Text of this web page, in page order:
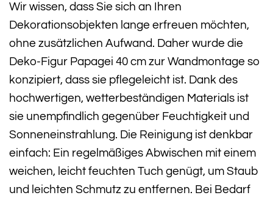
Wir wissen, dass Sie sich an Ihren
Dekorationsobjekten lange erfreuen möchten,
ohne zusätzlichen Aufwand. Daher wurde die
Deko-Figur Papagei 40 cm zur Wandmontage so
konzipiert, dass sie pflegeleicht ist. Dank des
hochwertigen, wetterbeständigen Materials ist
sie unempfindlich gegenüber Feuchtigkeit und
Sonneneinstrahlung. Die Reinigung ist denkbar
einfach: Ein regelmäßiges Abwischen mit einem
weichen, leicht feuchten Tuch genügt, um Staub
und leichten Schmutz zu entfernen. Bei Bedarf